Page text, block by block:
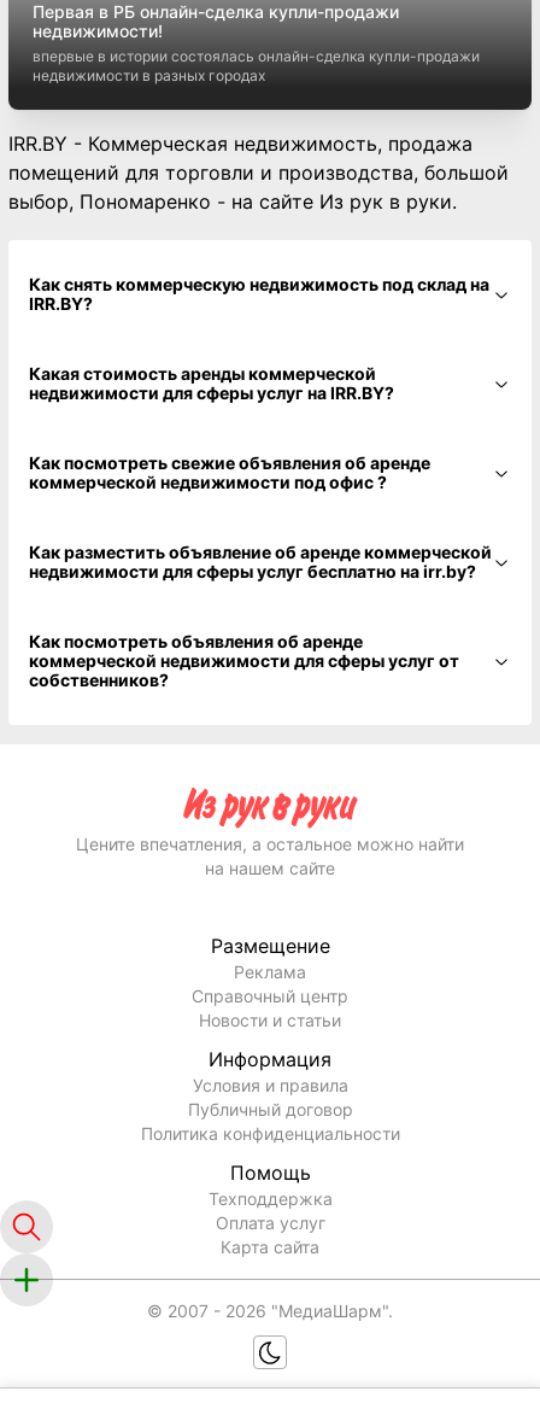
Первая в РБ онлайн-сделка купли-продажи
недвижимости!
впервые в истории состоялась онлайн-сделка купли-продажи
недвижимости в разных городах
IRR.BY - Коммерческая недвижимость, продажа
помещений для торговли и производства, большой
выбор, Пономаренко - на сайте Из рук в руки.
Как снять коммерческую недвижимость под склад на
IRR.BY?
Какая стоимость аренды коммерческой
недвижимости для сферы услуг на IRR.BY?
Как посмотреть свежие объявления об аренде
коммерческой недвижимости под офис ?
Как разместить объявление об аренде коммерческой
недвижимости для сферы услуг бесплатно на irr.by?
Как посмотреть объявления об аренде
коммерческой недвижимости для сферы услуг от
собственников?
Цените впечатления, а остальное можно найти
на нашем сайте
Размещение
Реклама
Справочный центр
Новости и статьи
Информация
Условия и правила
Публичный договор
Политика конфиденциальности
Помощь
Техподдержка
Оплата услуг
Карта сайта
© 2007 - 2026 "МедиаШарм".